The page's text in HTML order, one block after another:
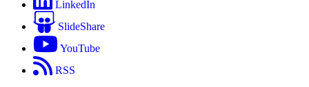
LinkedIn
SlideShare
YouTube
RSS